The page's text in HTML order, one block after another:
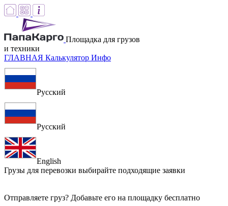
Площадка для грузов
и техники
ГЛАВНАЯ Калькулятор Инфо
Русский
Русский
English
Грузы для перевозки выбирайте подходящие заявки
Отправляете груз? Добавьте его на площадку бесплатно